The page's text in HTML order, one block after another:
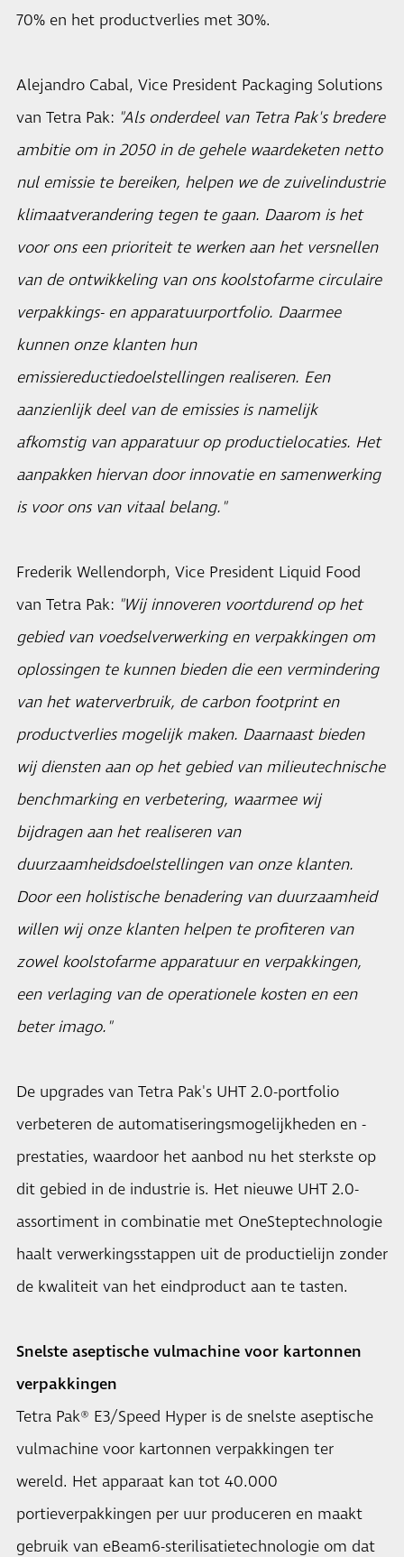
70% en het productverlies met 30%.
Alejandro Cabal, Vice President Packaging Solutions
van Tetra Pak: "Als onderdeel van Tetra Pak's bredere
ambitie om in 2050 in de gehele waardeketen netto
nul emissie te bereiken, helpen we de zuivelindustrie
klimaatverandering tegen te gaan. Daarom is het
voor ons een prioriteit te werken aan het versnellen
van de ontwikkeling van ons koolstofarme circulaire
verpakkings- en apparatuurportfolio. Daarmee
kunnen onze klanten hun
emissiereductiedoelstellingen realiseren. Een
aanzienlijk deel van de emissies is namelijk
afkomstig van apparatuur op productielocaties. Het
aanpakken hiervan door innovatie en samenwerking
is voor ons van vitaal belang."
Frederik Wellendorph, Vice President Liquid Food
van Tetra Pak: "Wij innoveren voortdurend op het
gebied van voedselverwerking en verpakkingen om
oplossingen te kunnen bieden die een vermindering
van het waterverbruik, de carbon footprint en
productverlies mogelijk maken. Daarnaast bieden
wij diensten aan op het gebied van milieutechnische
benchmarking en verbetering, waarmee wij
bijdragen aan het realiseren van
duurzaamheidsdoelstellingen van onze klanten.
Door een holistische benadering van duurzaamheid
willen wij onze klanten helpen te profiteren van
zowel koolstofarme apparatuur en verpakkingen,
een verlaging van de operationele kosten en een
beter imago."
De upgrades van Tetra Pak's UHT 2.0-portfolio
verbeteren de automatiseringsmogelijkheden en -
prestaties, waardoor het aanbod nu het sterkste op
dit gebied in de industrie is. Het nieuwe UHT 2.0-
assortiment in combinatie met OneSteptechnologie
haalt verwerkingsstappen uit de productielijn zonder
de kwaliteit van het eindproduct aan te tasten.
Snelste aseptische vulmachine voor kartonnen
verpakkingen
Tetra Pak® E3/Speed Hyper is de snelste aseptische
vulmachine voor kartonnen verpakkingen ter
wereld. Het apparaat kan tot 40.000
portieverpakkingen per uur produceren en maakt
gebruik van eBeam6-sterilisatietechnologie om dat